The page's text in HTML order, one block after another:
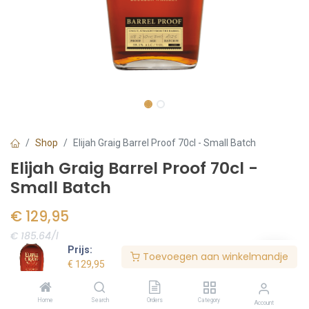
Prijs:
€ 129,95
Toevoegen aan winkelmandje
Home Search Orders Category Account
Shop Elijah Graig Barrel Proof 70cl - Small Batch
Elijah Graig Barrel Proof 70cl -
Small Batch
€ 129,95
€ 185.64/l
Voorraad:1stuk(s)